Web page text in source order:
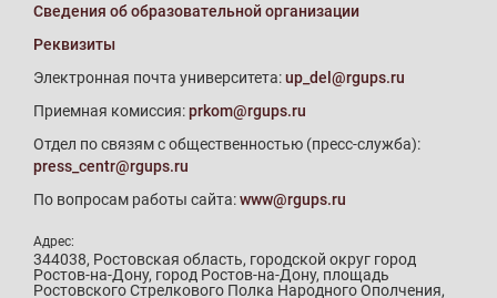
Сведения об образовательной организации
Реквизиты
Электронная почта университета:up_del@rgups.ru
Приемная комиссия:prkom@rgups.ru
Отдел по связям с общественностью (пресс-служба):
press_centr@rgups.ru
По вопросам работы сайта:www@rgups.ru
Адрес:
344038, Ростовская область, городской округ город
Ростов-на-Дону, город Ростов-на-Дону, площадь
Ростовского Стрелкового Полка Народного Ополчения,